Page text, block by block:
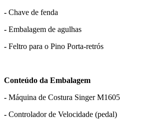
- Chave de fenda
- Embalagem de agulhas
- Feltro para o Pino Porta-retrós
Conteúdo da Embalagem
- Máquina de Costura Singer M1605
- Controlador de Velocidade (pedal)